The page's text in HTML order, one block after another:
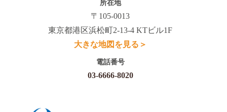
所在地
〒105-0013
東京都港区浜松町2-13-4 KTビル1F
大きな地図を見る＞
電話番号
03-6666-8020